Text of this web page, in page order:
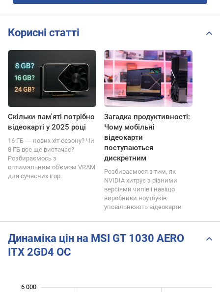
Корисні статті
Скільки пам'яті потрібно
відеокарті у 2025 році
16 ГБ ― нових хіт сезону? Чи
8 ГБ все ще вистачає?
Розбираємось з
оптимальним об'ємом VRAM
для сучасних ігор.
Загадка продуктивності:
Чому мобільні
відеокарти
поступаються
дискретним
Розбираємося з тим, як
NVIDIA хитрує з різними
версіями чипів і навіщо
виробники ноутбуків
уповільнюють відеокарти
Динаміка цін на MSI GT 1030 AERO
ITX 2GD4 OC
6 000